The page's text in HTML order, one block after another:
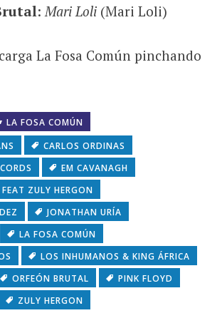
:Mari Loli(Mari Loli)
La Fosa Común pinchando
LA FOSA COMÚN
CARLOS ORDINAS
EM CAVANAGH
ZULY HERGON
JONATHAN URÍA
LA FOSA COMÚN
LOS INHUMANOS & KING ÁFRICA
ORFEÓN BRUTAL
PINK FLOYD
ZULY HERGON